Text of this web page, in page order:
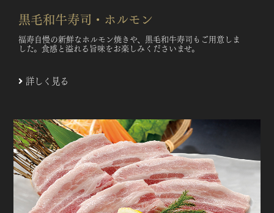
黒毛和牛寿司・ホルモン
福寿自慢の新鮮なホルモン焼きや、黒毛和牛寿司もご用意しま
した。食感と溢れる旨味をお楽しみくださいませ。
詳しく見る